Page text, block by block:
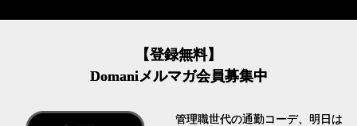
【登録無料】
Domaniメルマガ会員募集中
管理職世代の通勤コーデ、明日は